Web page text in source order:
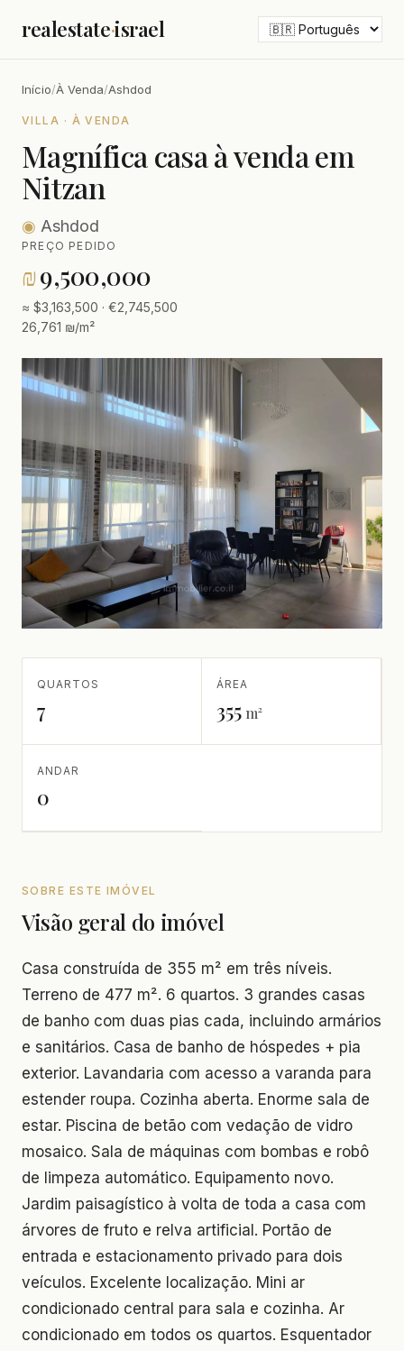
realestate·israel
Início/À Venda/Ashdod
VILLA · À VENDA
Magnífica casa à venda em
Nitzan
◉ Ashdod
PREÇO PEDIDO
₪9,500,000
≈ $3,163,500 · €2,745,500
26,761 ₪/m²
QUARTOS
7
ÁREA
355 m²
ANDAR
0
SOBRE ESTE IMÓVEL
Visão geral do imóvel
Casa construída de 355 m² em três níveis.
Terreno de 477 m². 6 quartos. 3 grandes casas
de banho com duas pias cada, incluindo armários
e sanitários. Casa de banho de hóspedes + pia
exterior. Lavandaria com acesso a varanda para
estender roupa. Cozinha aberta. Enorme sala de
estar. Piscina de betão com vedação de vidro
mosaico. Sala de máquinas com bombas e robô
de limpeza automático. Equipamento novo.
Jardim paisagístico à volta de toda a casa com
árvores de fruto e relva artificial. Portão de
entrada e estacionamento privado para dois
veículos. Excelente localização. Mini ar
condicionado central para sala e cozinha. Ar
condicionado em todos os quartos. Esquentador